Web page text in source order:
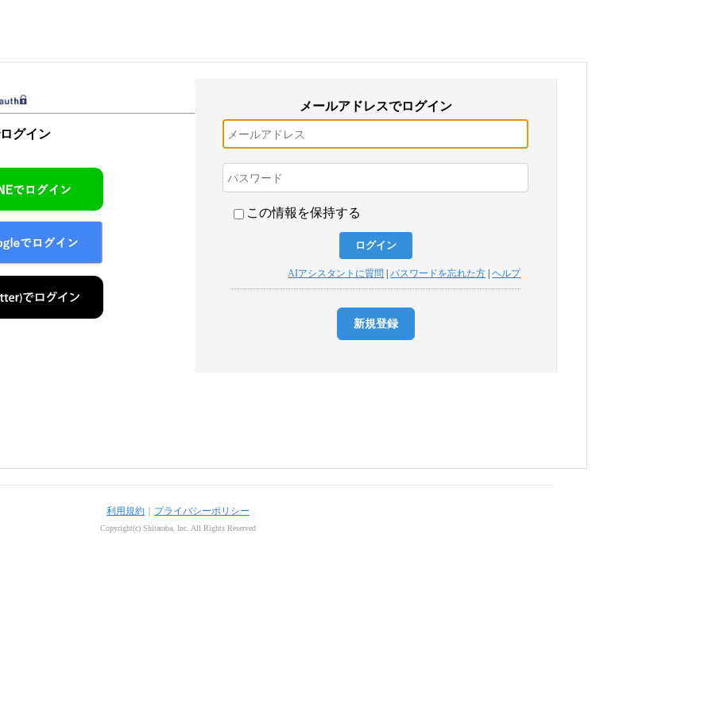
グイン
メールアドレスでログイン
この情報を保持する
AIアシスタントに質問 |パスワードを忘れた方 |ヘルプ
新規登録
利用規約 プライバシーポリシー
Copyright(c) Shitaraba, Inc. All Rights Reserved